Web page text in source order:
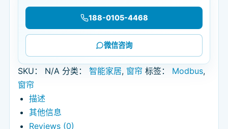
188-0105-4468
微信咨询
SKU： N/A 分类： 智能家居, 窗帘 标签： Modbus,
窗帘
描述
其他信息
Reviews (0)